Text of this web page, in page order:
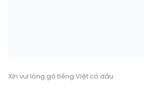
Xin vui lòng gõ tiếng Việt có dấu